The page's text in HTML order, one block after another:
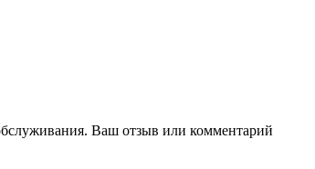
Ваш отзыв или комментарий